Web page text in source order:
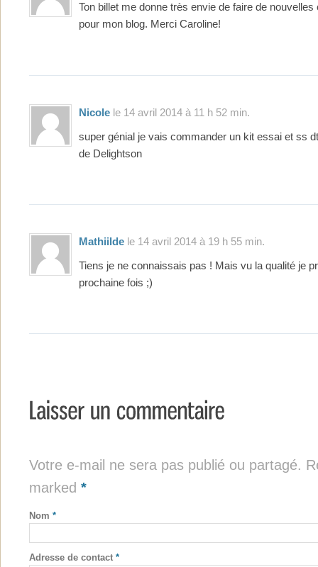
Ton billet me donne très envie de faire de
pour mon blog. Merci Caroline!
Nicole le 14 avril 2014 à 11 h 52 min.
super génial je vais commander un kit essai et ss
de Delightson
Mathiilde le 14 avril 2014 à 19 h 55 min.
Tiens je ne connaissais pas ! Mais vu la qualité je
prochaine fois ;)
Votre e-mail ne sera pas publié ou partagé.
marked *
Nom *
Adresse de contact *